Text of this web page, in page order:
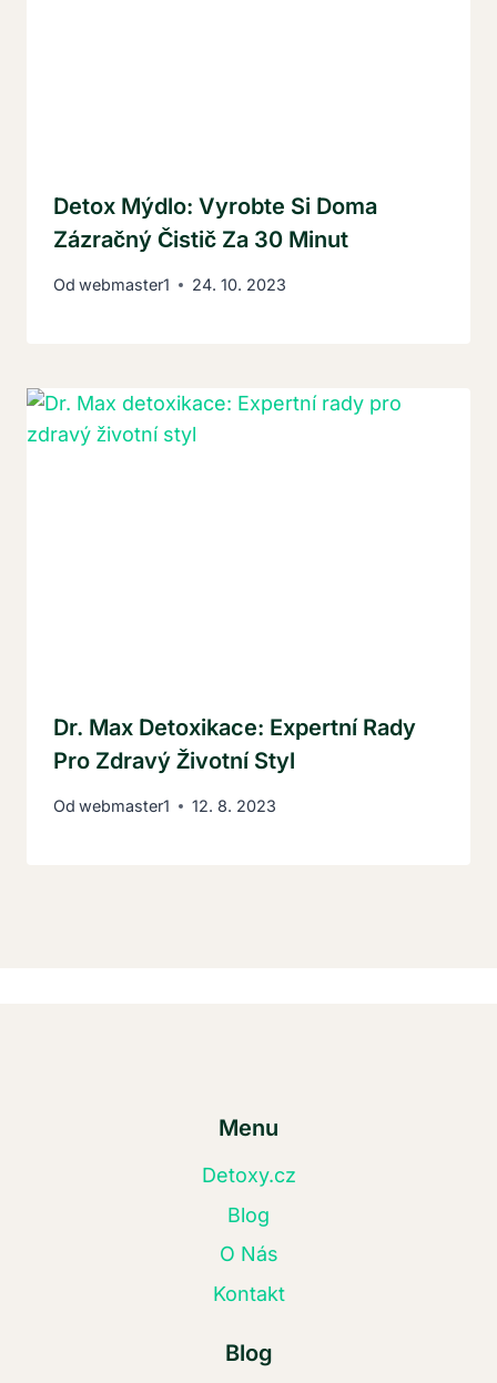
Detox Mýdlo: Vyrobte Si Doma
Zázračný Čistič Za 30 Minut
Od webmaster1 24. 10. 2023
Dr. Max Detoxikace: Expertní Rady
Pro Zdravý Životní Styl
Od webmaster1 12. 8. 2023
Menu
Detoxy.cz
Blog
O Nás
Kontakt
Blog